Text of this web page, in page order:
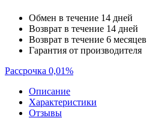
Обмен в течение 14 дней
Возврат в течение 14 дней
Возврат в течение 6 месяцев
Гарантия от производителя
Рассрочка 0,01%
Описание
Характеристики
Отзывы